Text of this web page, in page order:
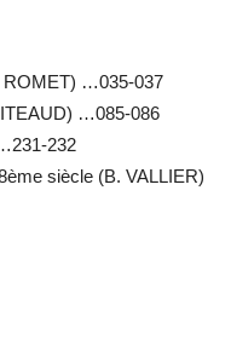
ROMET) …035-037
…085-086
232
siècle (B. VALLIER)